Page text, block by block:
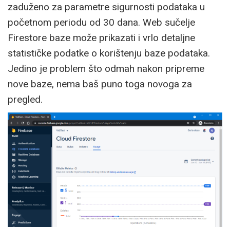
zaduženo za parametre sigurnosti podataka u
početnom periodu od 30 dana. Web sučelje
Firestore baze može prikazati i vrlo detaljne
statističke podatke o korištenju baze podataka.
Jedino je problem što odmah nakon pripreme
nove baze, nema baš puno toga novoga za
pregled.